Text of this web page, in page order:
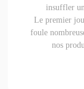
insuffler
Le premier
foule
nos